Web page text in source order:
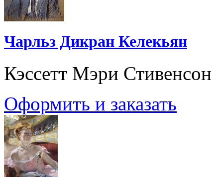
Чарльз Дикран Келекьян
Кэссетт Мэри Стивенсон
Оформить и заказать